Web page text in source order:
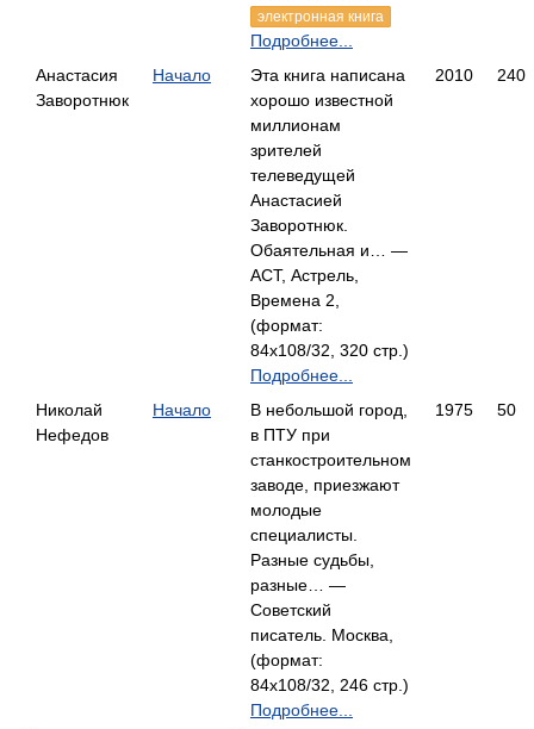
электронная книга
Подробнее...
Анастасия
Заворотнюк
Начало
Эта книга написана
хорошо известной
миллионам
зрителей
телеведущей
Анастасией
Заворотнюк.
Обаятельная и… —
АСТ, Астрель,
Времена 2,
(формат:
84x108/32, 320 стр.)
Подробнее...
2010 240
Николай
Нефедов
Начало
В небольшой город,
в ПТУ при
станкостроительном
заводе, приезжают
молодые
специалисты.
Разные судьбы,
разные… —
Советский
писатель. Москва,
(формат:
84x108/32, 246 стр.)
Подробнее...
1975 50